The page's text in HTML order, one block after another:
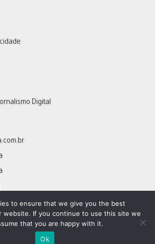
Digital
| WordPress Theme by
to ensure that we give you the best
website. If you continue to use this site we
that you are happy with it.
Ok